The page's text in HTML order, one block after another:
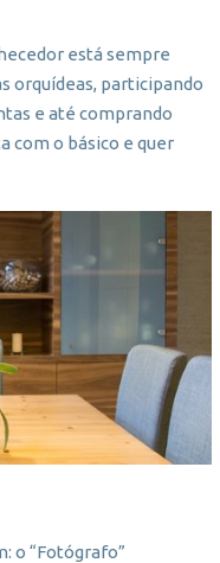
está sempre
orquídeas, participando
e até comprando
com o básico e quer
o “Fotógrafo”